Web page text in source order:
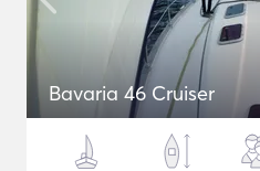
Bavaria 46 Cruiser